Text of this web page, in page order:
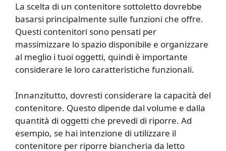
La scelta di un contenitore sottoletto dovrebbe
basarsi principalmente sulle funzioni che offre.
Questi contenitori sono pensati per
massimizzare lo spazio disponibile e organizzare
al meglio i tuoi oggetti, quindi è importante
considerare le loro caratteristiche funzionali.
Innanzitutto, dovresti considerare la capacità del
contenitore. Questo dipende dal volume e dalla
quantità di oggetti che prevedi di riporre. Ad
esempio, se hai intenzione di utilizzare il
contenitore per riporre biancheria da letto